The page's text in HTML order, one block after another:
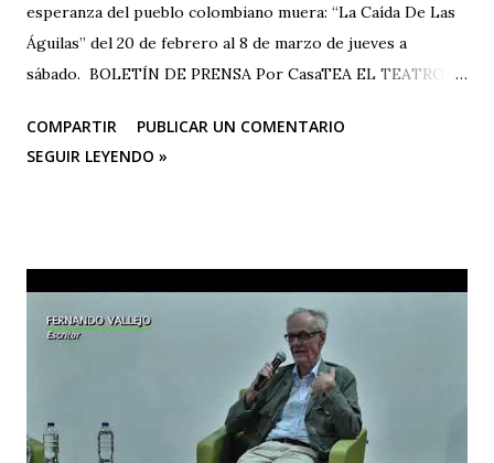
esperanza del pueblo colombiano muera: “La Caída De Las
Águilas” del 20 de febrero al 8 de marzo de jueves a
sábado. BOLETÍN DE PRENSA Por CasaTEA EL TEATRO
Alcaraván inicia actividades en su sede CASA TEA con un
homenaje muy especial que se hará en conmemoración de
de jueves a sábado. Los integrantes del grupo Teatro
Estudio Alcaraván sienten la necesidad de seguir en la lucha
contra el olvido con la obra teatral “La Caída De Las
Águilas”, una historia que a través del arte contribuye a la
memoria histórica como acción restaurativa y emblemática
de un país donde la guerra se permea las veces que sea
COMPARTIR
PUBLICAR UN COMENTARIO
SEGUIR LEYENDO »